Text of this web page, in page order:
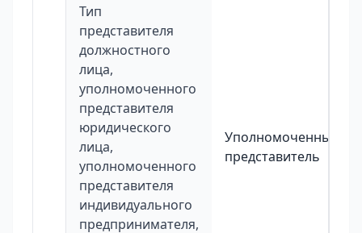
Тип
представителя
должностного
лица,
уполномоченного
представителя
юридического
лица,
уполномоченного
представителя
индивидуального
предпринимателя,
Уполномоченный
представитель